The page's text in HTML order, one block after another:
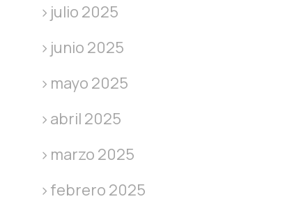
julio 2025
junio 2025
mayo 2025
abril 2025
marzo 2025
febrero 2025